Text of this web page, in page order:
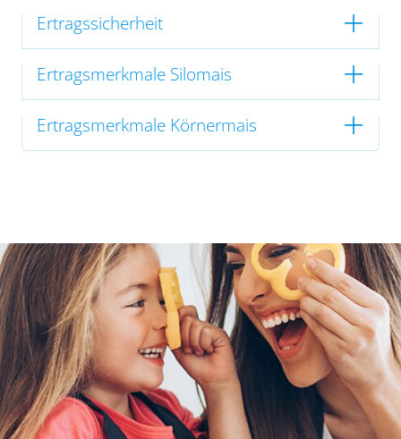
Ertragssicherheit
Ertragsmerkmale Silomais
Ertragsmerkmale Körnermais